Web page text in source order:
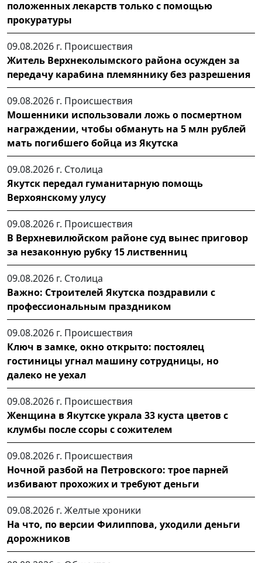
положенных лекарств только с помощью
прокуратуры
09.08.2026 г. Происшествия
Житель Верхнеколымского района осужден за
передачу карабина племяннику без разрешения
09.08.2026 г. Происшествия
Мошенники использовали ложь о посмертном
награждении, чтобы обмануть на 5 млн рублей
мать погибшего бойца из Якутска
09.08.2026 г. Столица
Якутск передал гуманитарную помощь
Верхоянскому улусу
09.08.2026 г. Происшествия
В Верхневилюйском районе суд вынес приговор
за незаконную рубку 15 лиственниц
09.08.2026 г. Столица
Важно: Строителей Якутска поздравили с
профессиональным праздником
09.08.2026 г. Происшествия
Ключ в замке, окно открыто: постоялец
гостиницы угнал машину сотрудницы, но
далеко не уехал
09.08.2026 г. Происшествия
Женщина в Якутске украла 33 куста цветов с
клумбы после ссоры с сожителем
09.08.2026 г. Происшествия
Ночной разбой на Петровского: трое парней
избивают прохожих и требуют деньги
09.08.2026 г. Желтые хроники
На что, по версии Филиппова, уходили деньги
дорожников